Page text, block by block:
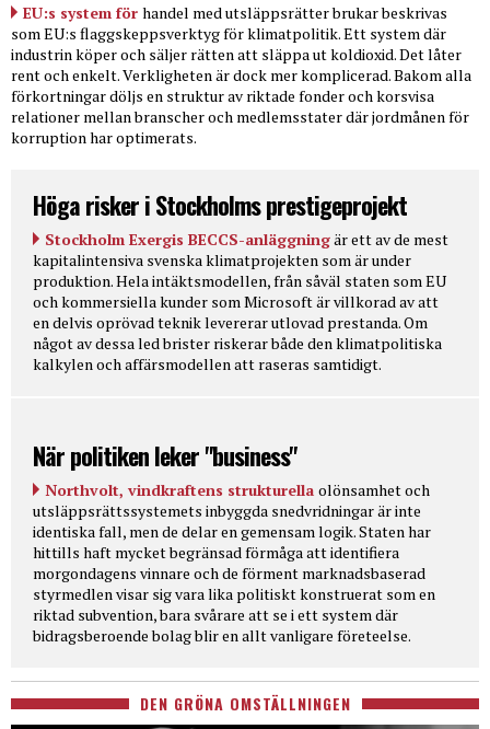
EU:s system för handel med utsläppsrätter brukar beskrivas
som EU:s flaggskeppsverktyg för klimatpolitik. Ett system där
industrin köper och säljer rätten att släppa ut koldioxid. Det låter
rent och enkelt. Verkligheten är dock mer komplicerad. Bakom alla
förkortningar döljs en struktur av riktade fonder och korsvisa
relationer mellan branscher och medlemsstater där jordmånen för
korruption har optimerats.
Höga risker i Stockholms prestigeprojekt
Stockholm Exergis BECCS-anläggningär ett av de mest
kapitalintensiva svenska klimatprojekten som är under
produktion. Hela intäktsmodellen, från såväl staten som EU
och kommersiella kunder som Microsoft är villkorad av att
en delvis oprövad teknik levererar utlovad prestanda. Om
något av dessa led brister riskerar både den klimatpolitiska
kalkylen och affärsmodellen att raseras samtidigt.
När politiken leker "business"
Northvolt, vindkraftens strukturella olönsamhet och
utsläppsrättssystemets inbyggda snedvridningar är inte
identiska fall, men de delar en gemensam logik. Staten har
hittills haft mycket begränsad förmåga att identifiera
morgondagens vinnare och de förment marknadsbaserad
styrmedlen visar sig vara lika politiskt konstruerat som en
riktad subvention, bara svårare att se i ett system där
bidragsberoende bolag blir en allt vanligare företeelse.
DEN GRÖNA OMSTÄLLNINGEN